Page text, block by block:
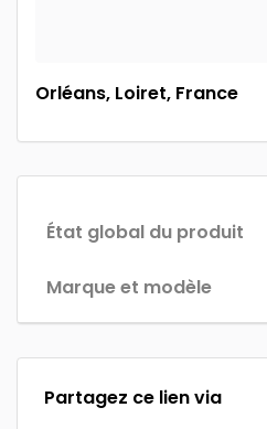
Orléans, Loiret, France
État global du produit
Marque et modèle
Partagez ce lien via